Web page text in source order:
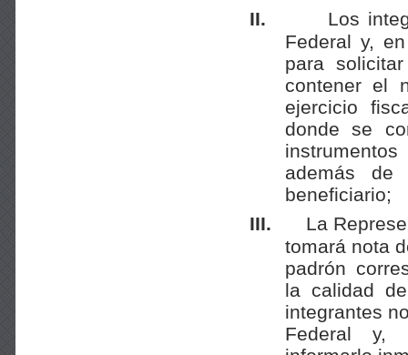
II.
Los
Federal y,
para
contener el
ejercicio
donde se
además de
beneficiario;
III.
La
tomará nota
padrón
la calidad
integrantes
Federal y,